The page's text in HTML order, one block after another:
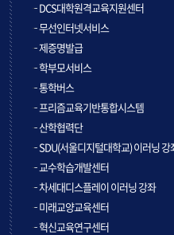
DCS대학원격교육지원센터
무선인터넷서비스
제증명발급
학부모서비스
통학버스
프리즘교육기반통합시스템
산학협력단
SDU(서울디지털대학교) 이러닝 강
교수학습개발센터
차세대디스플레이 이러닝 강좌
미래교양교육센터
혁신교육연구센터